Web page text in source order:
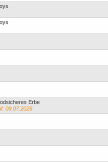
Erbe
09.07.2026